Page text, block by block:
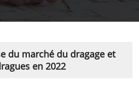
du marché du dragage et
en 2022